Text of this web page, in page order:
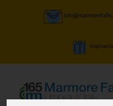
Ospitalità